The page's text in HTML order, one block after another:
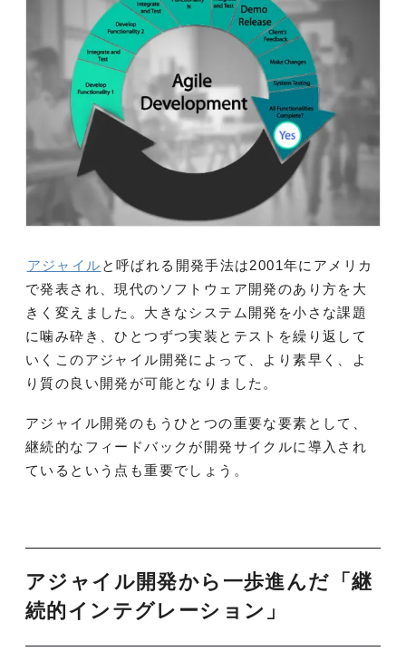
アジャイル と呼ばれる開発手法は2001年にアメリカ
で発表され、現代のソフトウェア開発のあり方を大
きく変えました。大きなシステム開発を小さな課題
に噛み砕き、ひとつずつ実装とテストを繰り返して
いくこのアジャイル開発によって、より素早く、よ
り質の良い開発が可能となりました。
アジャイル開発のもうひとつの重要な要素として、
継続的なフィードバックが開発サイクルに導入され
ているという点も重要でしょう。
アジャイル開発から一歩進んだ「継
続的インテグレーション」